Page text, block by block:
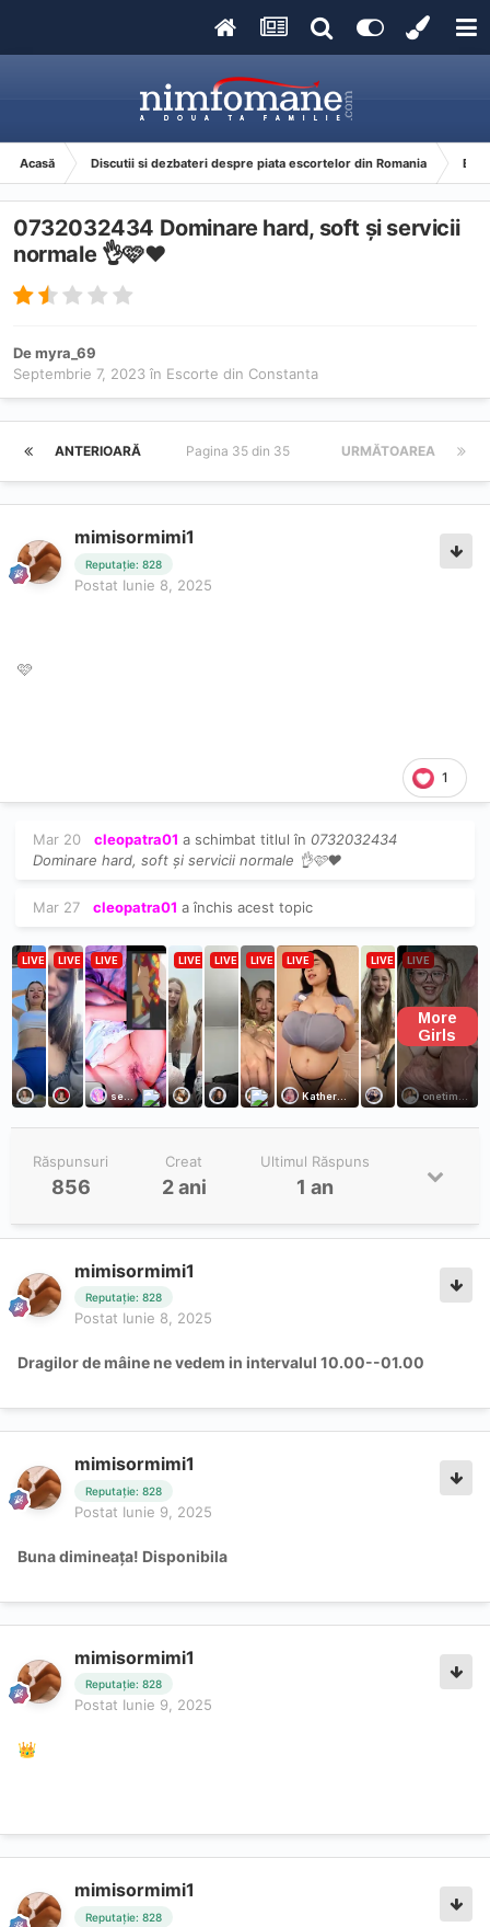
Acasă Discutii si dezbateri despre piata escortelor din Romania
0732032434 Dominare hard, soft și servicii
normale 👌🩷❤️
Demyra_69
Septembrie 7, 2023 în Escorte din Constanta
ANTERIOARĂ URMĂTOAREA
Pagina 35 din 35
mimisormimi1
Reputație: 828
Postat Iunie 8, 2025
🩷
1
Mar 20 cleopatra01 a schimbat titlul în 0732032434
Dominare hard, soft și servicii normale 👌🩷❤️
Mar 27 cleopatra01 a închis acest topic
Răspunsuri
856
Creat
2 ani
Ultimul Răspuns
1 an
mimisormimi1
Reputație: 828
Postat Iunie 8, 2025
Dragilor de mâine ne vedem in intervalul 10.00--01.00
mimisormimi1
Reputație: 828
Postat Iunie 9, 2025
Buna dimineața! Disponibila
mimisormimi1
Reputație: 828
Postat Iunie 9, 2025
👑
mimisormimi1
Reputație: 828